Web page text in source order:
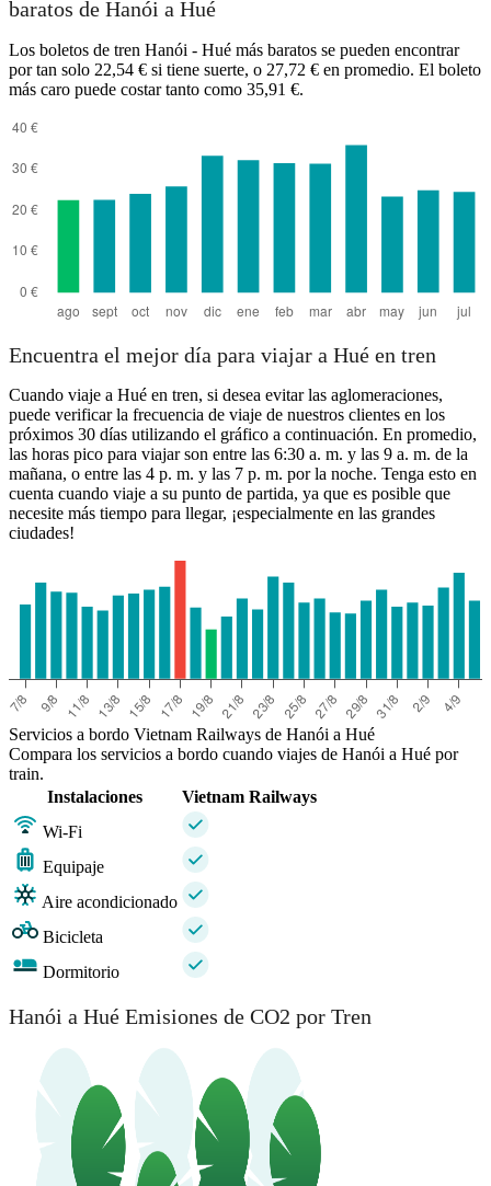
baratos de Hanói a Hué
Los boletos de tren Hanói - Hué más baratos se pueden encontrar
por tan solo 22,54 € si tiene suerte, o 27,72 € en promedio. El boleto
más caro puede costar tanto como 35,91 €.
Encuentra el mejor día para viajar a Hué en tren
Cuando viaje a Hué en tren, si desea evitar las aglomeraciones,
puede verificar la frecuencia de viaje de nuestros clientes en los
próximos 30 días utilizando el gráfico a continuación. En promedio,
las horas pico para viajar son entre las 6:30 a. m. y las 9 a. m. de la
mañana, o entre las 4 p. m. y las 7 p. m. por la noche. Tenga esto en
cuenta cuando viaje a su punto de partida, ya que es posible que
necesite más tiempo para llegar, ¡especialmente en las grandes
ciudades!
Servicios a bordo Vietnam Railways de Hanói a Hué
Compara los servicios a bordo cuando viajes de Hanói a Hué por
train.
Instalaciones
Vietnam Railways
Wi-Fi
Equipaje
Aire acondicionado
Bicicleta
Dormitorio
Hanói a Hué Emisiones de CO2 por Tren